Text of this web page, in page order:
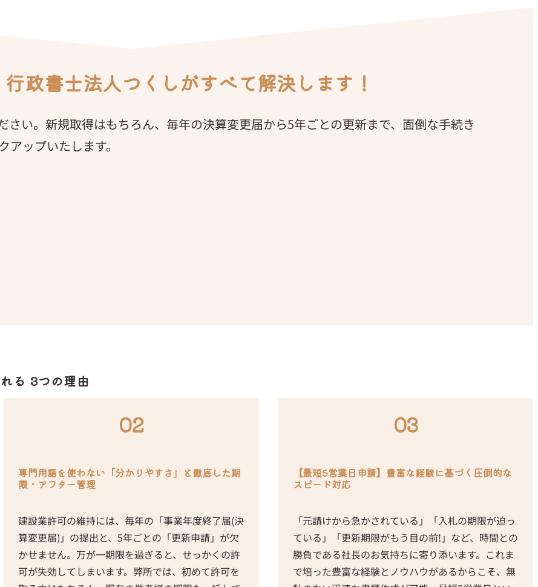
政書士法人つくしがすべて解決します！
さい。新規取得はもちろん、毎年の決算変更届から5年ごとの更新まで、面倒な手続き
アップいたします。
る 3つの理由
02
専門用語を使わない「分かりやすさ」と徹底した期
限・アフター管理
建設業許可の維持には、毎年の「事業年度終了届(決
算変更届)」の提出と、5年ごとの「更新申請」が欠
かせません。万が一期限を過ぎると、せっかくの許
可が失効してしまいます。弊所では、初めて許可を
03
【最短5営業日申請】豊富な経験に基づく圧倒的な
スピード対応
「元請けから急かされている」「入札の期限が迫っ
ている」「更新期限がもう目の前!」など、時間との
勝負である社長のお気持ちに寄り添います。これま
で培った豊富な経験とノウハウがあるからこそ、無